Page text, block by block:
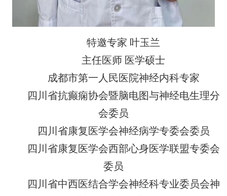
特邀专家 叶玉兰
主任医师 医学硕士
成都市第一人民医院神经内科专家
四川省抗癫痫协会暨脑电图与神经电生理分
会委员
四川省康复医学会神经病学专委会委员
四川省康复医学会西部心身医学联盟专委会
委员
四川省中西医结合学会神经科专业委员会神